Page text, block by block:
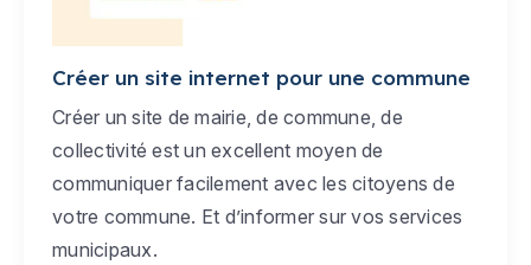
Créer un site internet pour une commune
Créer un site de mairie, de commune, de
collectivité est un excellent moyen de
communiquer facilement avec les citoyens de
votre commune. Et d’informer sur vos services
municipaux.